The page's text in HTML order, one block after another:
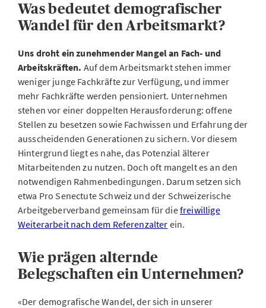
Was bedeutet demografischer
Wandel für den Arbeitsmarkt?
Uns droht ein zunehmender Mangel an Fach- und
Arbeitskräften. Auf dem Arbeitsmarkt stehen immer
weniger junge Fachkräfte zur Verfügung, und immer
mehr Fachkräfte werden pensioniert. Unternehmen
stehen vor einer doppelten Herausforderung: offene
Stellen zu besetzen sowie Fachwissen und Erfahrung der
ausscheidenden Generationen zu sichern. Vor diesem
Hintergrund liegt es nahe, das Potenzial älterer
Mitarbeitenden zu nutzen. Doch oft mangelt es an den
notwendigen Rahmenbedingungen. Darum setzen sich
etwa Pro Senectute Schweiz und der Schweizerische
Arbeitgeberverband gemeinsam für diefreiwillige
Weiterarbeit nach dem Referenzalter ein.
Wie prägen alternde
Belegschaften ein Unternehmen?
«Der demografische Wandel, der sich in unserer